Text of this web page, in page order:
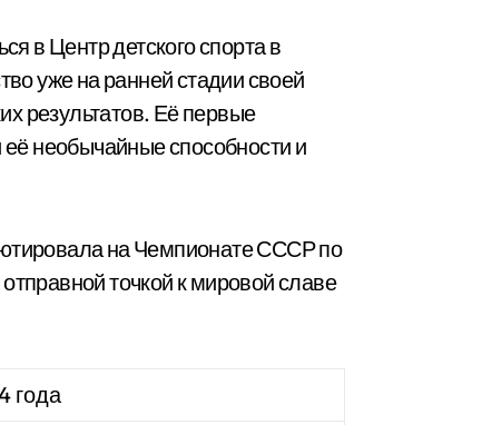
в Центр детского спорта в
уже на ранней стадии своей
результатов. Её первые
необычайные способности и
на Чемпионате СССР по
точкой к мировой славе
года